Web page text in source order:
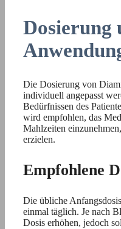
Dosierung
Die Dosierung von
individuell angepasst
Bedürfnissen des
wird empfohlen, das
Mahlzeiten
erzielen.
Empfohlene
Die übliche
einmal täglich. Je nach
Dosis erhöhen, jedoch